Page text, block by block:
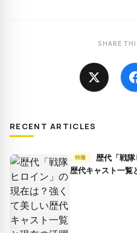
SHARE
RECENT ARTICLES
特撮
歴代キャスト一覧